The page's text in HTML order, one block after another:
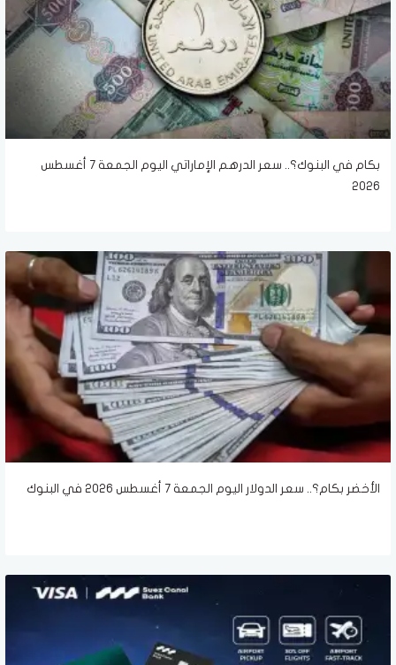
بكام في البنوك؟.. سعر الدرهم الإماراتي اليوم الجمعة 7 أغسطس
2026
الأخضر بكام؟.. سعر الدولار اليوم الجمعة 7 أغسطس 2026 في البنوك